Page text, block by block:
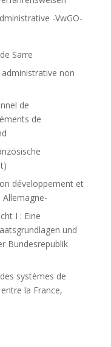
-VwGO-
Sarre
administrative non
de
de
développement et
I : Eine
und
Bundesrepublik
systèmes de
la France,